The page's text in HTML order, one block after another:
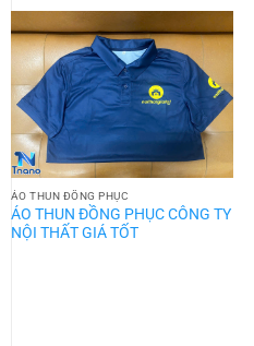
ÁO THUN ĐỒNG PHỤC
ÁO THUN ĐỒNG PHỤC CÔNG TY
NỘI THẤT GIÁ TỐT